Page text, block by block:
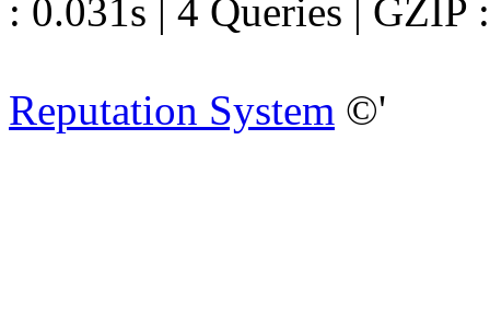
: 0.031s | 4 Queries | GZIP
Reputation System ©'